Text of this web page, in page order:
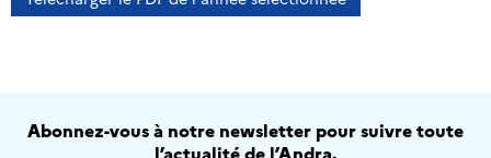
Abonnez-vous à notre newsletter pour suivre toute
l’actualité de l’Andra.